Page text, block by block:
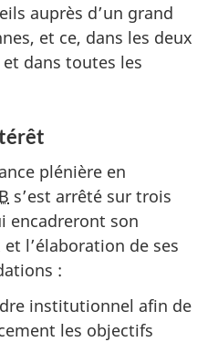
auprès d’un grand
et ce, dans les deux
dans toutes les
plénière en
s’est arrêté sur trois
encadreront son
l’élaboration de ses
:
institutionnel afin de
les objectifs